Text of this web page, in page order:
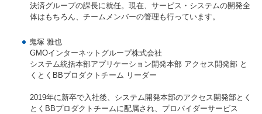
決済グループの課長に就任。現在、サービス・システムの開発全
体はもちろん、チームメンバーの管理も行っています。
鬼塚 雅也
GMOインターネットグループ株式会社
システム統括本部アプリケーション開発本部 アクセス開発部 と
くとくBBプロダクトチーム リーダー
2019年に新卒で入社後、システム開発本部のアクセス開発部とく
とくBBプロダクトチームに配属され、プロバイダーサービス